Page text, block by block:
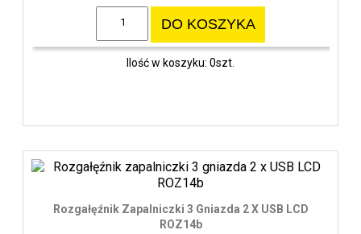
DO KOSZYKA
Ilość w koszyku: 0szt.
Rozgałęźnik Zapalniczki 3 Gniazda 2 X USB LCD
ROZ14b